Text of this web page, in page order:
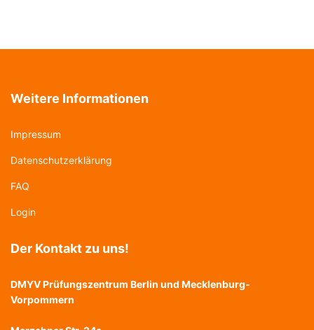
Weitere Informationen
Impressum
Datenschutzerklärung
FAQ
Login
Der Kontakt zu uns!
DMYV Prüfungszentrum Berlin und Mecklenburg-
Vorpommern